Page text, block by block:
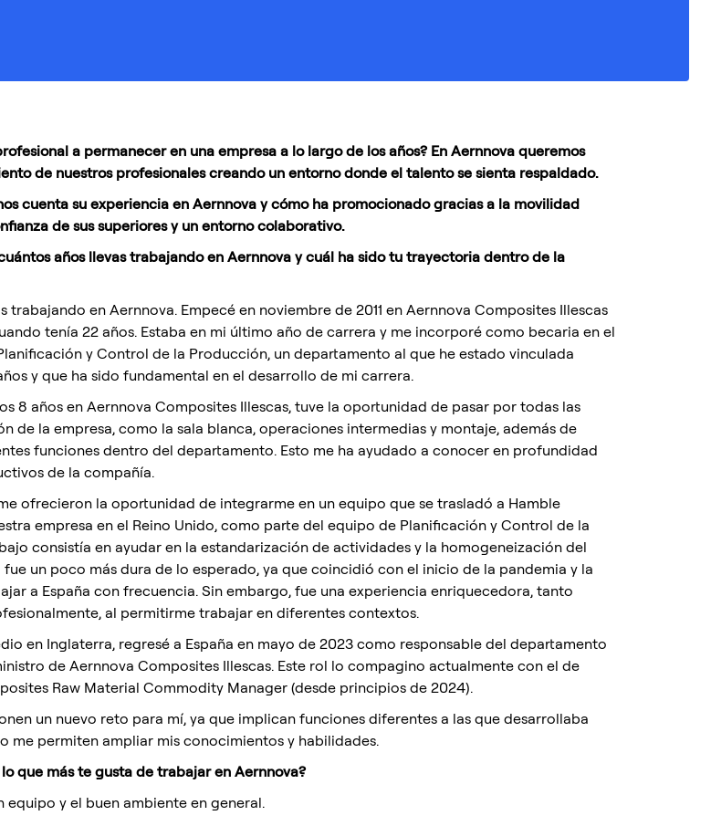
a permanecer en una empresa a lo largo de los años? En Aernnova queremos
de nuestros profesionales creando un entorno donde el talento se sienta respaldado.
cuenta su experiencia en Aernnova y cómo ha promocionado gracias a la movilidad
de sus superiores y un entorno colaborativo.
años llevas trabajando en Aernnova y cuál ha sido tu trayectoria dentro de la
trabajando en Aernnova. Empecé en noviembre de 2011 en Aernnova Composites Illescas
tenía 22 años. Estaba en mi último año de carrera y me incorporé como becaria en el
y Control de la Producción, un departamento al que he estado vinculada
y que ha sido fundamental en el desarrollo de mi carrera.
8 años en Aernnova Composites Illescas, tuve la oportunidad de pasar por todas las
de la empresa, como la sala blanca, operaciones intermedias y montaje, además de
funciones dentro del departamento. Esto me ha ayudado a conocer en profundidad
de la compañía.
ofrecieron la oportunidad de integrarme en un equipo que se trasladó a Hamble
empresa en el Reino Unido, como parte del equipo de Planificación y Control de la
consistía en ayudar en la estandarización de actividades y la homogeneización del
un poco más dura de lo esperado, ya que coincidió con el inicio de la pandemia y la
a España con frecuencia. Sin embargo, fue una experiencia enriquecedora, tanto
al permitirme trabajar en diferentes contextos.
en Inglaterra, regresé a España en mayo de 2023 como responsable del departamento
de Aernnova Composites Illescas. Este rol lo compagino actualmente con el de
Raw Material Commodity Manager (desde principios de 2024).
un nuevo reto para mí, ya que implican funciones diferentes a las que desarrollaba
me permiten ampliar mis conocimientos y habilidades.
lo que más te gusta de trabajar en Aernnova?
equipo y el buen ambiente en general.